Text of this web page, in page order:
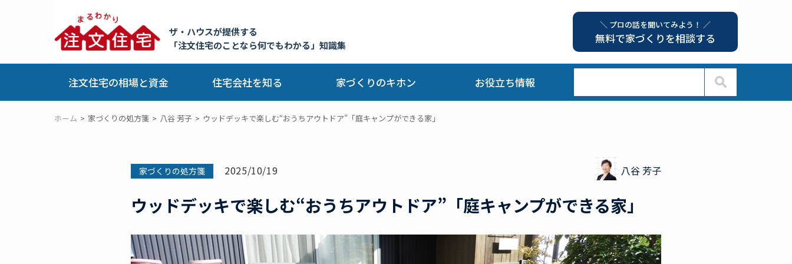
ザ・ハウスが提供する
「注文住宅のことなら何でもわかる」知識集
＼ プロの話を聞いてみよう！ ／
無料で家づくりを相談する
注文住宅の相場と資金 住宅会社を知る 家づくりのキホン お役立ち情報
ホーム 家づくりの処方箋 八谷 芳子 ウッドデッキで楽しむ“おうちアウトドア”「庭キャンプができる家」
家づくりの処方箋 2025/10/19 八谷 芳子
ウッドデッキで楽しむ“おうちアウトドア”「庭キャンプができる家」